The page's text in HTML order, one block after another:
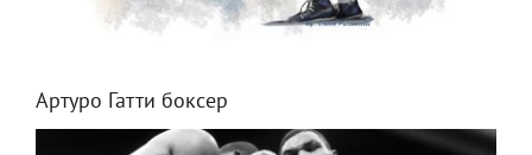
Артуро Гатти боксер